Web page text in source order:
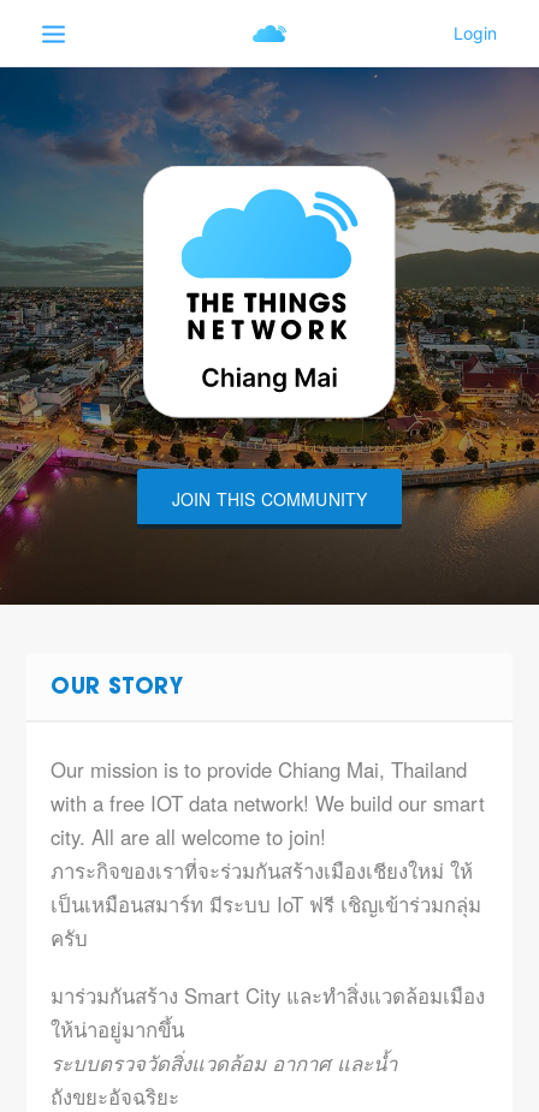
JOIN THIS COMMUNITY
OUR STORY
Our mission is to provide Chiang Mai, Thailand
with a free IOT data network! We build our smart
city. All are all welcome to join!
ภาระกิจของเราที่จะร่วมกันสร้างเมืองเชียงใหม่ ให้
เป็นเหมือนสมาร์ท มีระบบ IoT ฟรี เชิญเข้าร่วมกลุ่ม
ครับ
มาร่วมกันสร้าง Smart City และทำสิ่งแวดล้อมเมือง
ให้น่าอยู่มากขึ้น
ระบบตรวจวัดสิ่งแวดล้อม อากาศ และน้ำ
ถังขยะอัจฉริยะ